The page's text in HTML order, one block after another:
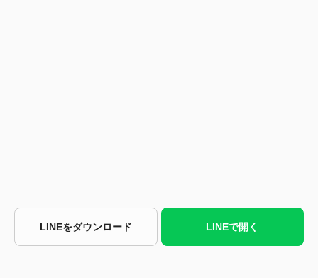
LINEをダウンロード LINEで開く